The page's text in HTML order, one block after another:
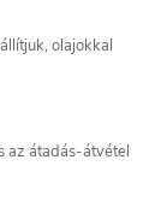
olajokkal
az átadás-átvétel